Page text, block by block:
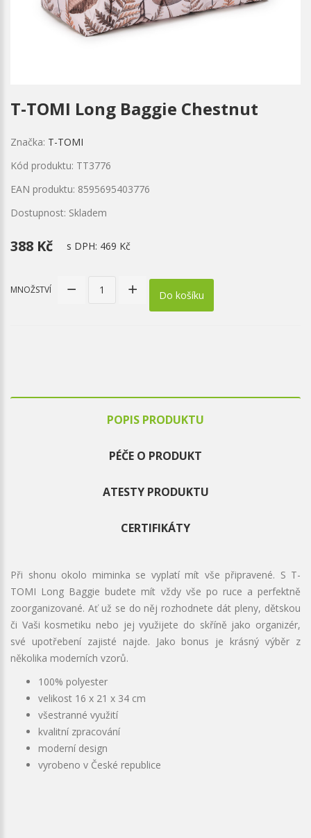
T-TOMI Long Baggie Chestnut
Značka: T-TOMI
Kód produktu: TT3776
EAN produktu: 8595695403776
Dostupnost: Skladem
388 Kč s DPH: 469 Kč
MNOŽSTVÍ Do košíku
POPIS PRODUKTU
PÉČE O PRODUKT
ATESTY PRODUKTU
CERTIFIKÁTY
Při shonu okolo miminka se vyplatí mít vše připravené. S T-
TOMI Long Baggie budete mít vždy vše po ruce a perfektně
zoorganizované. Ať už se do něj rozhodnete dát pleny, dětskou
či Vaši kosmetiku nebo jej využijete do skříně jako organizér,
své upotřebení zajisté najde. Jako bonus je krásný výběr z
několika moderních vzorů.
100% polyester
velikost 16 x 21 x 34 cm
všestranné využití
kvalitní zpracování
moderní design
vyrobeno v České republice